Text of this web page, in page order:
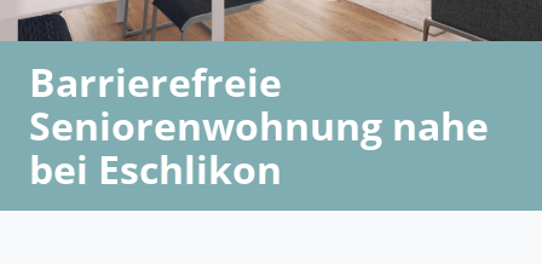
Barrierefreie
Seniorenwohnung nahe
bei Eschlikon